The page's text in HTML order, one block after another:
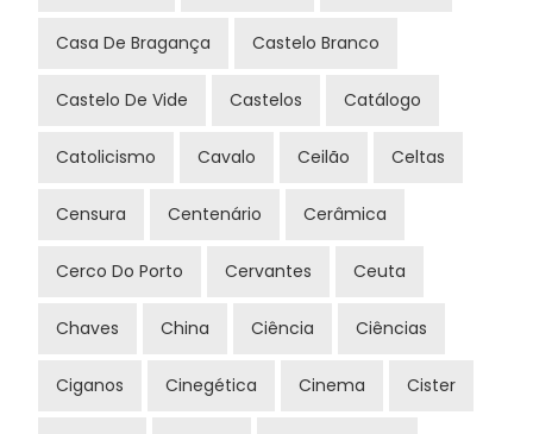
Casa De Bragança Castelo Branco
Castelo De Vide Castelos Catálogo
Catolicismo Cavalo Ceilão Celtas
Censura Centenário Cerâmica
Cerco Do Porto Cervantes Ceuta
Chaves China Ciência Ciências
Ciganos Cinegética Cinema Cister